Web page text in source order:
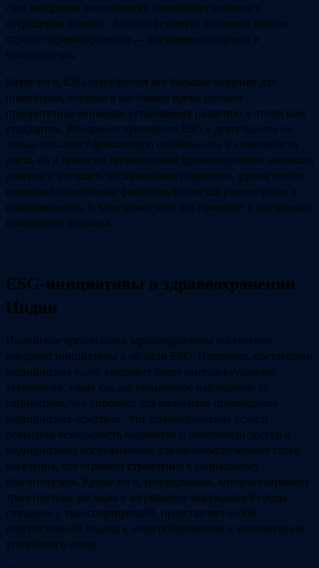
счет внедрения экологически безопасных методов и
сокращения отходов. Это соответствует основной миссии
отрасли здравоохранения — улучшению здоровья и
благополучия.
Более того, ESG приобретает все большее значение для
инвесторов, которые в настоящее время уделяют
приоритетное внимание устойчивому развитию и этическим
стандартам. Внедрение принципов ESG в деятельность не
только повышает финансовую стабильность и возможности
роста, но и помогает организациям здравоохранения завоевать
доверие и улучшить обслуживание пациентов, уделяя особое
внимание социальным факторам, таким как разнообразие и
инклюзивность. В конечном счете, это приводит к улучшению
показателей здоровья.
ESG-инициативы в здравоохранении
Индии
Индийские организации здравоохранения постепенно
внедряют инициативы в области ESG. Например, поставщики
медицинских услуг внедряют более интеллектуальные
технологии, такие как дистанционное наблюдение за
пациентами, что упрощает для пациентов прохождение
медицинских осмотров. Эти технологические услуги
повысили безопасность пациентов и обеспечили доступ к
медицинскому обслуживанию для малообеспеченных слоев
населения, что отражает стремление к социальному
благополучию. Кроме того, телемедицина, которая сокращает
транспортные расходы и загрязнение окружающей среды,
связанное с транспортировкой, представляет собой
перспективный подход к энергосбережению и минимизации
углеродного следа.